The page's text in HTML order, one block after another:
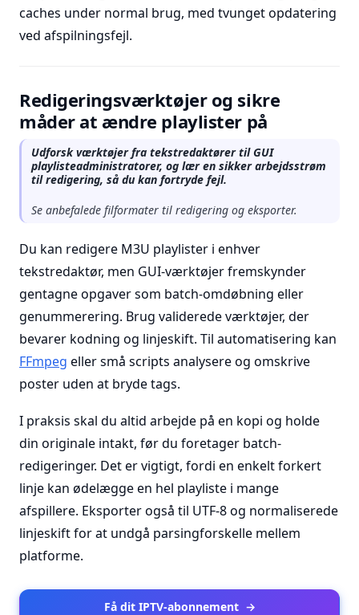
caches under normal brug, med tvunget opdatering
ved afspilningsfejl.
Redigeringsværktøjer og sikre
måder at ændre playlister på
Udforsk værktøjer fra tekstredaktører til GUI
playlisteadministratorer, og lær en sikker arbejdsstrøm
til redigering, så du kan fortryde fejl.
Se anbefalede filformater til redigering og eksporter.
Du kan redigere M3U playlister i enhver
tekstredaktør, men GUI-værktøjer fremskynder
gentagne opgaver som batch-omdøbning eller
genummerering. Brug validerede værktøjer, der
bevarer kodning og linjeskift. Til automatisering kan
FFmpeg eller små scripts analysere og omskrive
poster uden at bryde tags.
I praksis skal du altid arbejde på en kopi og holde
din originale intakt, før du foretager batch-
redigeringer. Det er vigtigt, fordi en enkelt forkert
linje kan ødelægge en hel playliste i mange
afspillere. Eksporter også til UTF-8 og normaliserede
linjeskift for at undgå parsingforskelle mellem
platforme.
Få dit IPTV-abonnement →